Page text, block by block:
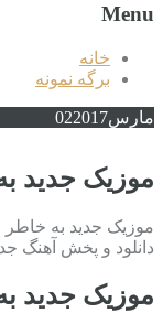
Menu
خانه
برگه نمونه
مارس 022017
موزیک جدید
موزیک جدید به
دانلود و پخش آهنگ
موزیک جدید